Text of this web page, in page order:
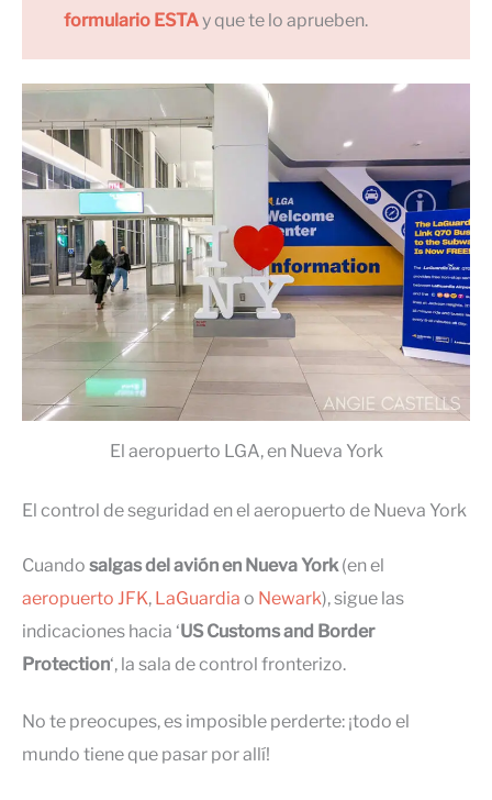
formulario ESTAy que te lo aprueben.
El aeropuerto LGA, en Nueva York
El control de seguridad en el aeropuerto de Nueva York
Cuando salgas del avión en Nueva York(en el
aeropuerto JFK, LaGuardia o Newark), sigue las
indicaciones hacia ‘US Customs and Border
Protection‘, la sala de control fronterizo.
No te preocupes, es imposible perderte: ¡todo el
mundo tiene que pasar por allí!